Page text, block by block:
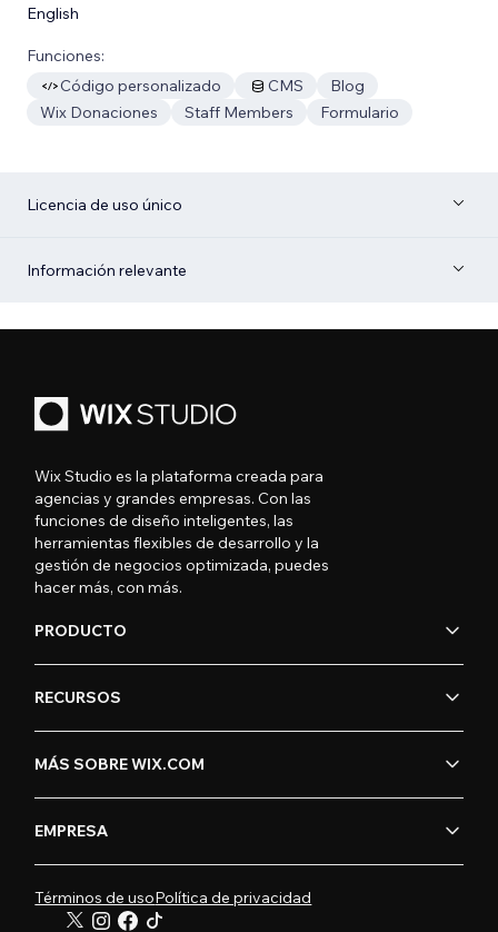
English
Funciones:
Código personalizado
CMS
Blog
Wix Donaciones
Staff Members Formulario
Licencia de uso único
Información relevante
Wix Studio es la plataforma creada para
agencias y grandes empresas. Con las
funciones de diseño inteligentes, las
herramientas flexibles de desarrollo y la
gestión de negocios optimizada, puedes
hacer más, con más.
PRODUCTO
RECURSOS
MÁS SOBRE WIX.COM
EMPRESA
Términos de usoPolítica de privacidad